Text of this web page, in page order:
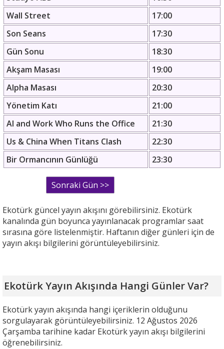
Wall Street
17:00
Son Seans
17:30
Gün Sonu
18:30
Akşam Masası
19:00
Alpha Masası
20:30
Yönetim Katı
21:00
AI and Work Who Runs the Office
21:30
Us & China When Titans Clash
22:30
Bir Ormancının Günlüğü
23:30
Ekotürk güncel yayın akışını görebilirsiniz. Ekotürk
kanalında gün boyunca yayınlanacak programlar saat
sırasına göre listelenmiştir. Haftanın diğer günleri için de
yayın akışı bilgilerini görüntüleyebilirsiniz.
Ekotürk Yayın Akışında Hangi Günler Var?
Ekotürk yayın akışında hangi içeriklerin olduğunu
sorgulayarak görüntüleyebilirsiniz. 12 Ağustos 2026
Çarşamba tarihine kadar Ekotürk yayın akışı bilgilerini
öğrenebilirsiniz.